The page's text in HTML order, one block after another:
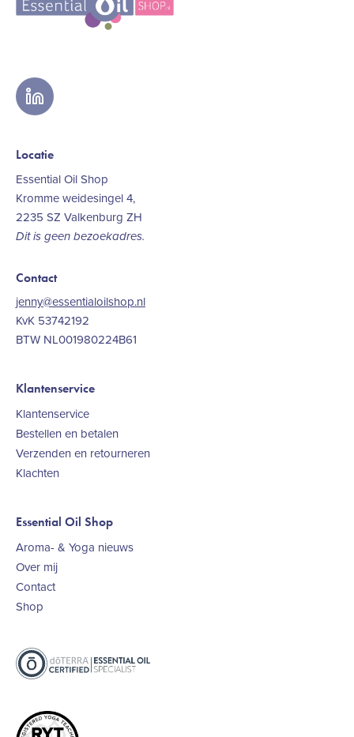
linkedin
Locatie
Essential Oil Shop
Kromme weidesingel 4,
2235 SZ Valkenburg ZH
Dit is geen bezoekadres.
Contact
jenny@essentialoilshop.nl
KvK 53742192
BTW NL001980224B61
Klantenservice
Klantenservice
Bestellen en betalen
Verzenden en retourneren
Klachten
Essential Oil Shop
Aroma- & Yoga nieuws
Over mij
Contact
Shop